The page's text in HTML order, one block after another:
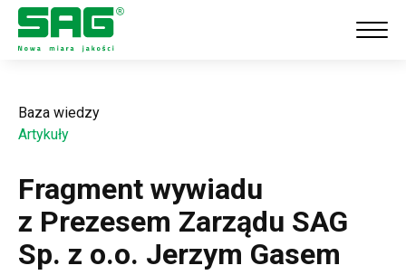
Baza wiedzy
Artykuły
Fragment wywiadu
z Prezesem Zarządu SAG
Sp. z o.o. Jerzym Gasem